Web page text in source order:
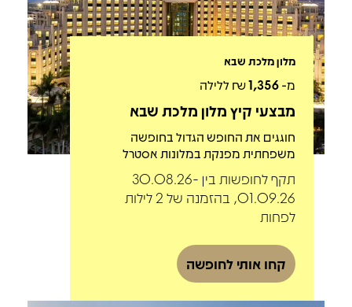
מלון מלכת שבא
מ-1,356₪ ללילה
מבצעי קיץ מלון מלכת שבא
חוגגים את החופש הגדול בחופשה
משפחתית מפנקת במלונות אסטרל
תקף לחופשות בין 30.08.26-
01.09.26, בהזמנה של 2 לילות
לפחות
קחו אותי לחופשה